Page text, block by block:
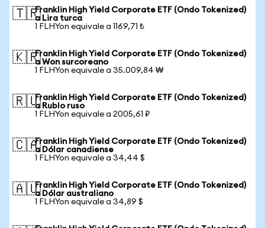
🇹🇷Franklin High Yield Corporate ETF (Ondo Tokenized)
a Lira turca
1 FLHYon equivale a 1169,71 ₺
🇰🇷Franklin High Yield Corporate ETF (Ondo Tokenized)
a Won surcoreano
1 FLHYon equivale a 35.009,84 ₩
🇷🇺Franklin High Yield Corporate ETF (Ondo Tokenized)
a Rublo ruso
1 FLHYon equivale a 2005,61 ₽
🇨🇦Franklin High Yield Corporate ETF (Ondo Tokenized)
a Dólar canadiense
1 FLHYon equivale a 34,44 $
🇦🇺Franklin High Yield Corporate ETF (Ondo Tokenized)
a Dólar australiano
1 FLHYon equivale a 34,89 $